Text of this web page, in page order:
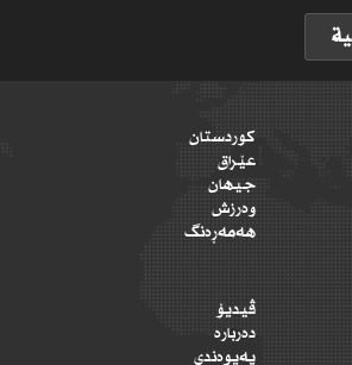
کوردستان
عێراق
جیهان
وەرزش
هەمەڕەنگ
ڤیدیۆ
دەربارە
پەیوەندی